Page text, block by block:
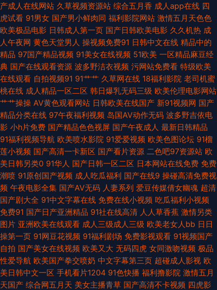
文字幕 超碰自拍素人 欧美色图第二页 丝袜后入国产91 在线视频导航 91伊人
资源站 超碰免费人人 欧美在线免费18 午夜成人免费AV 91精品熟妇视频 超
碰高潮 精品一二区电影 欧美午夜www 天天干天天操天天 综合瑟瑟 av探花
网 九九热这里有精品 人人操在线观看 午夜福利2 91视频在线 福利社性爱 另
类国模专区 日韩啪啪导航 91视频观看% 波多野衣A片 九一传媒传媒视频 欧
洲激情综合 午夜福利58 91传媒免费入口 俺去也五月天 黑料嫩草人人精品 午
夜在线视频 91极品反差 超碰碰中文 黑料网曝福利导航 欧美色图20p 丝袜足
交国产 影音先锋成人久 久草视频福利 日本婷婷 伊人兽大香蕉 aV中亚 国产
AV高清 韩国av三区 97精品影视 成人无码免费 天天综合素质快播 影音先锋
成人资源 成人又大又黄免费 欧美性感AA视频 欧洲欧美精品 亚洲色色网站
91传媒免费入口 91精品黑丝 97亚色 日本人人操 91人人草人人 91tv视频 大
香蕉伊在线9 久久瑟视频 色呦呦官网 91华人在线 大香蕉一区 九九四虎影像
产成人在线网站 久草视频资源站 综合五月香 成人app在线 四
虎试看 91男女 国产男小鲜肉同 福利影院网站 激情五月天色色
欧美极品电影 日韩成人第一页 国产日韩欧美电影 久久机热 成
人午夜网 黄色天堂男人 操视频免费91 日韩中文在线 精品中的
精品 97国产精品视频 91美女在线视频 51欧美 一区精品麻豆经
典 国产在线观看资源 波多野洁衣视频 污网站免费看 特级欧美
在线观看 自拍视频91 91艹艹 久草网在线 18福利影院 老司机蜜
桃在线 成人精品一区二区 韩日爆乳无码三级 欧美伦理电影网站
艹艹操操 AV黄色观看网站 日韩欧美在线国产 新91视频网 国产
精品分类在线 97午夜福利视频 岛国AV动作无码 波多野吉依电
影 小h片免费 国产精品色色视屏 国产午夜成人 最新日韩精品
91福利视频导航 欧美喷水影院 91爱爱视频 欧美色图论坛 91榴
莲小视频 国产高清一卡新区 国产看片资源 二色吧97资源站 欧
美日韩另类0 91华人 国产日韩一区二区 日本网站在线免费 免费
潮喷 91原创国产视频 成人吃瓜福利 国产在线9 操碰高清免费视
频 午夜电影全集 国产AV无码 人妻系列 爱豆传媒倩女幽魂 超清
国产剧大全 91中文字幕在线 免费在线小视频 吃瓜福利小视频
免费91 国产日产亚洲精品 91社在线高清 人人草香蕉 激情另类
图片 亚洲欧美在线观看 成人三级成人三级 欧美老女人bb 日日
操第一页 91网豆花视频 91福利剧场 免费影视观看 91视频国产
自拍 国产美女在线视频 欧美又大 无码四虎 女同激吻视频 极品
性爱导航 欧美国产拳交喷奶 中文字幕第三页 超碰成人影视 欧
美日韩中文一区 手机看片1204 91色快播 福利撸影院 激情五月
天国产 综合网五月天 美女主播青草 国产高清不卡视频 四虎影